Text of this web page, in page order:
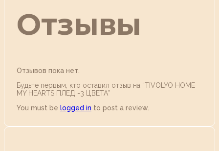
Отзывы
Отзывов пока нет.
Будьте первым, кто оставил отзыв на “TIVOLYO HOME
MY HEARTS ПЛЕД -3 ЦВЕТА”
You must be logged in to post a review.